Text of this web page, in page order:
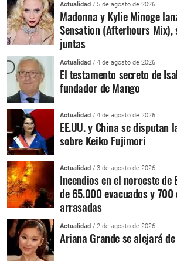
Actualidad / 5 de agosto de 2026
Madonna y Kylie Minoge
Sensation (Afterhours
juntas
Actualidad / 4 de agosto de 2026
El testamento secreto de
fundador de Mango
Actualidad / 4 de agosto de 2026
EE.UU. y China se disputan
sobre Keiko Fujimori
Actualidad / 3 de agosto de 2026
Incendios en el noroeste de
de 65.000 evacuados y 700
arrasadas
Actualidad / 2 de agosto de 2026
Ariana Grande se alejará